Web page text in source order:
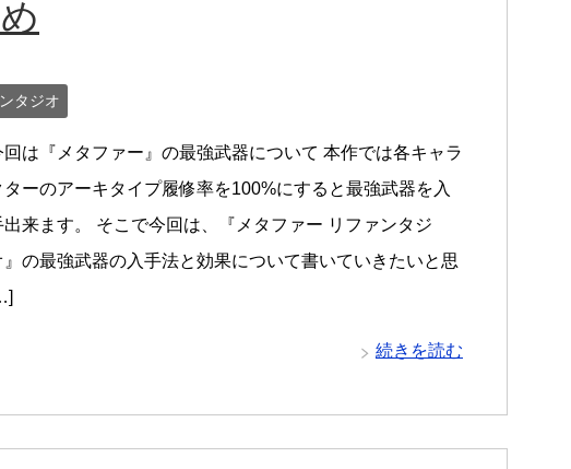
タジオ
回は『メタファー』の最強武器について 本作では各キャラ
ターのアーキタイプ履修率を100%にすると最強武器を入
出来ます。 そこで今回は、『メタファー リファンタジ
』の最強武器の入手法と効果について書いていきたいと思
続きを読む